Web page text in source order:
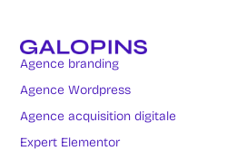
Agence branding
Agence Wordpress
Agence acquisition digitale
Expert Elementor